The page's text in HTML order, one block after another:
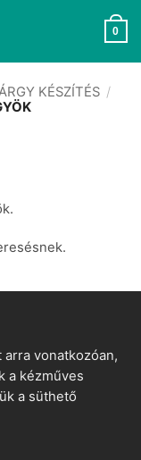
0
KÉSZÍTÉS /
vonatkozóan,
a kézműves
a süthető